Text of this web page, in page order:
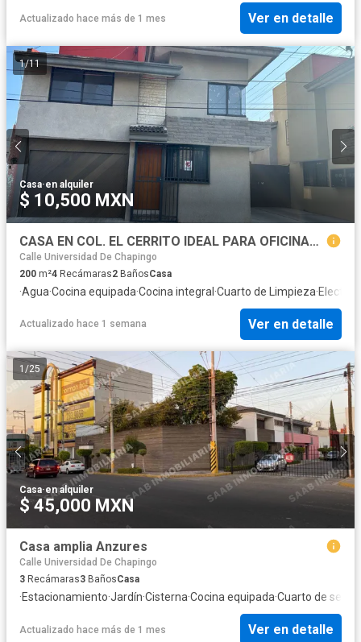
Actualizado hace más de 1 mes Ver en detalle
1/11
Casa·en alquiler
$ 10,500 MXN
CASA EN COL. EL CERRITO IDEAL PARA OFICINAS - RENTA $10,500.00
Calle Universidad De Chapingo
200 m²4 Recámaras2 BañosCasa
·Agua·Cocina equipada·Cocina integral·Cuarto de Limpieza·
Actualizado hace 1 semana Ver en detalle
1 /25
Casa·en alquiler
$ 45,000 MXN
Casa amplia Anzures
Calle Universidad De Chapingo
3 Recámaras3 BañosCasa
·Estacionamiento·Jardín·Cisterna·Cocina equipada·Cuarto de
Actualizado hace más de 1 mes Ver en detalle